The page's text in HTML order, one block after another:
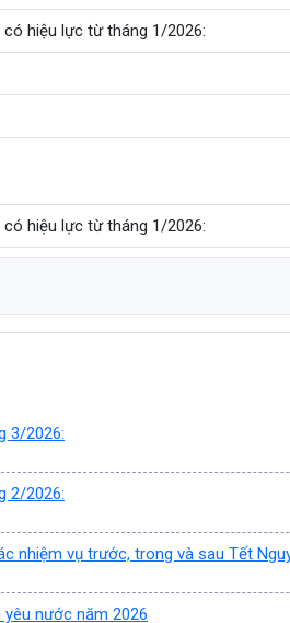
hiệu lực từ tháng 1/2026:
hiệu lực từ tháng 1/2026:
3/2026:
2/2026:
nhiệm vụ trước, trong và sau Tết
nước năm 2026